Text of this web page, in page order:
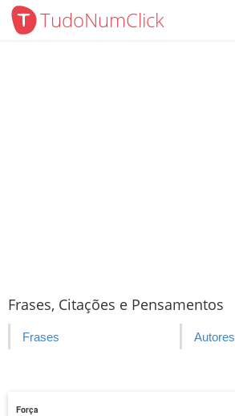
TudoNumClick
Frases, Citações e Pensamentos
Frases Autores
Força